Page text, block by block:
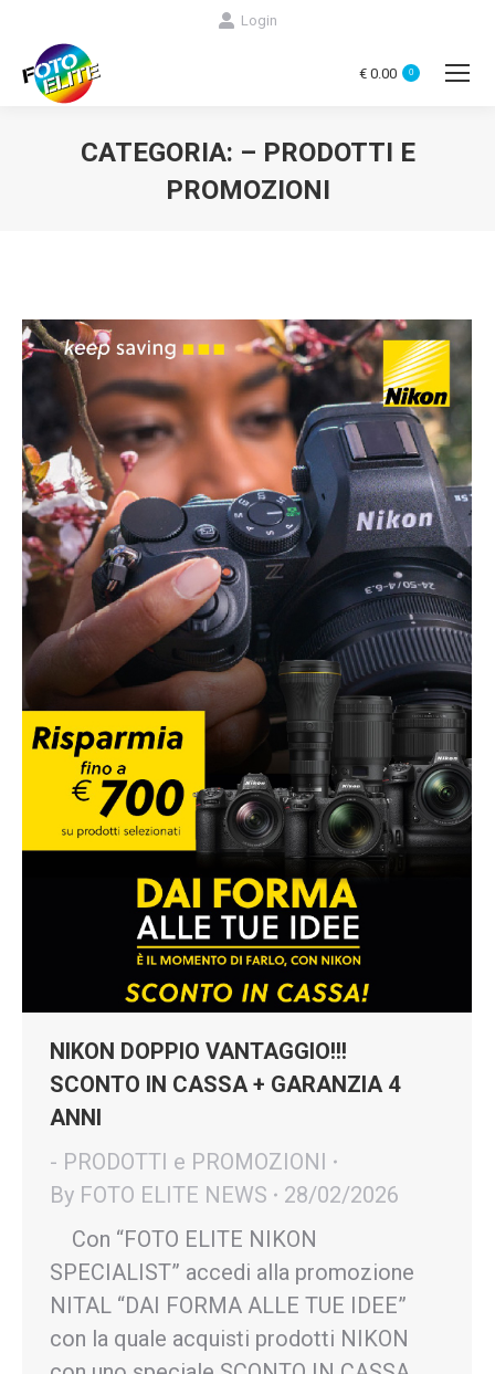
Login
€ 0.00 0
CATEGORIA: – PRODOTTI E
PROMOZIONI
NIKON DOPPIO VANTAGGIO!!!
SCONTO IN CASSA + GARANZIA 4
ANNI
- PRODOTTI e PROMOZIONI
By FOTO ELITE NEWS
28/02/2026
Con “FOTO ELITE NIKON
SPECIALIST” accedi alla promozione
NITAL “DAI FORMA ALLE TUE IDEE”
con la quale acquisti prodotti NIKON